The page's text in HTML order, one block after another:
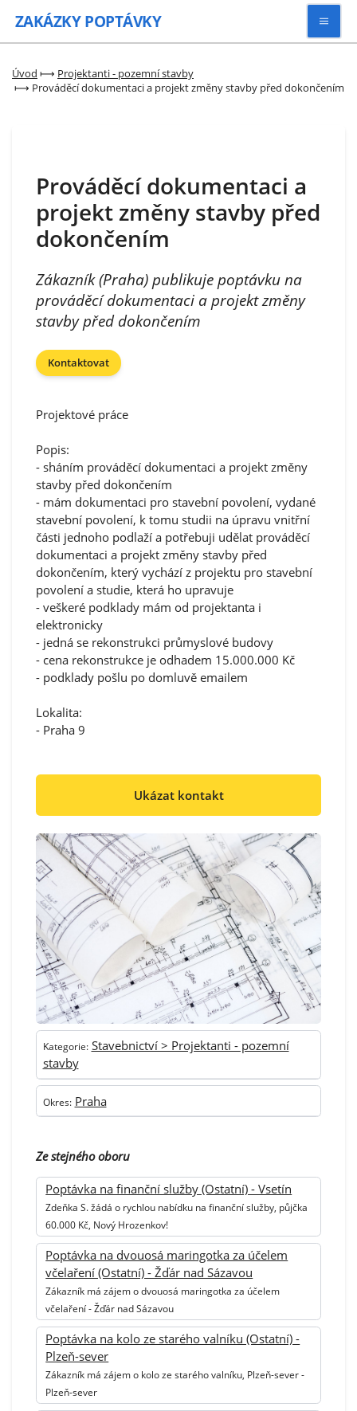
ZAKÁZKY POPTÁVKY
Vyhledávat
Zaregistrovat se
Úvod ⟼ Projektanti - pozemní stavby
⟼ Prováděcí dokumentaci a projekt změny stavby před dokončením
Prováděcí dokumentaci a
projekt změny stavby před
dokončením
Zákazník (Praha) publikuje poptávku na
prováděcí dokumentaci a projekt změny
stavby před dokončením
Kontaktovat
Projektové práce
Popis:
- sháním prováděcí dokumentaci a projekt změny
stavby před dokončením
- mám dokumentaci pro stavební povolení, vydané
stavební povolení, k tomu studii na úpravu vnitřní
části jednoho podlaží a potřebuji udělat prováděcí
dokumentaci a projekt změny stavby před
dokončením, který vychází z projektu pro stavební
povolení a studie, která ho upravuje
- veškeré podklady mám od projektanta i
elektronicky
- jedná se rekonstrukci průmyslové budovy
- cena rekonstrukce je odhadem 15.000.000 Kč
- podklady pošlu po domluvě emailem
Lokalita:
- Praha 9
Ukázat kontakt
Kategorie: Stavebnictví > Projektanti - pozemní
stavby
Okres: Praha
Ze stejného oboru
Poptávka na finanční služby (Ostatní) - Vsetín
Zdeňka S. žádá o rychlou nabídku na finanční služby, půjčka
60.000 Kč, Nový Hrozenkov!
Poptávka na dvouosá maringotka za účelem
včelaření (Ostatní) - Žďár nad Sázavou
Zákazník má zájem o dvouosá maringotka za účelem
včelaření - Žďár nad Sázavou
Poptávka na kolo ze starého valníku (Ostatní) -
Plzeň-sever
Zákazník má zájem o kolo ze starého valníku, Plzeň-sever -
Plzeň-sever